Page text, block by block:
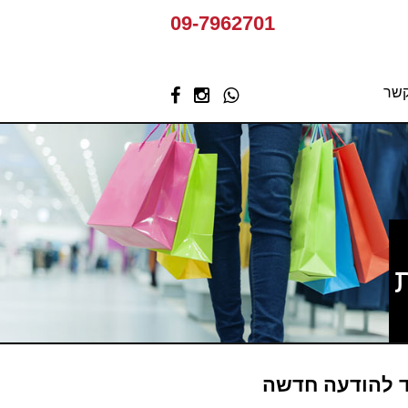
09-7962701
להודעה חדשה